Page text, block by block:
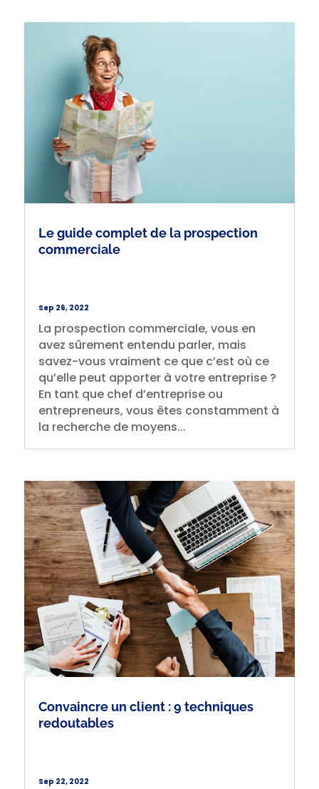
Le guide complet de la prospection
commerciale
Sep 26, 2022
La prospection commerciale, vous en
avez sûrement entendu parler, mais
savez-vous vraiment ce que c’est où ce
qu’elle peut apporter à votre entreprise ?
En tant que chef d’entreprise ou
entrepreneurs, vous êtes constamment à
la recherche de moyens...
Convaincre un client : 9 techniques
redoutables
Sep 22, 2022